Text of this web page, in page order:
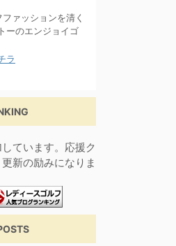
ァッションを清く
ーのエンジョイゴ
ラ
ています。応援ク
新の励みになりま